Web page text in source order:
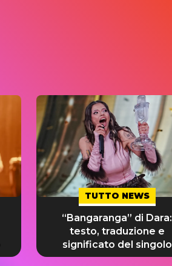
TUTTO NEWS
“Bangaranga” di Dara:
testo, traduzione e
significato del singolo